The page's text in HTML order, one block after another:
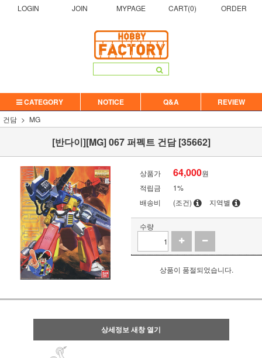
LOGIN JOIN MYPAGE CART(0) ORDER
CATEGORY NOTICE Q&A REVIEW
건담 MG
[반다이][MG] 067 퍼펙트 건담 [35662]
상품가 64,000원
적립금
1%
배송비
(조건) 지역별
수량
상품이 품절되었습니다.
상세정보 새창 열기